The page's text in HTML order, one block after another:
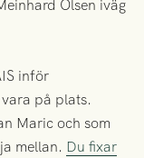
Olsen iväg
inför
på plats.
Maric och som
mellan. Du fixar